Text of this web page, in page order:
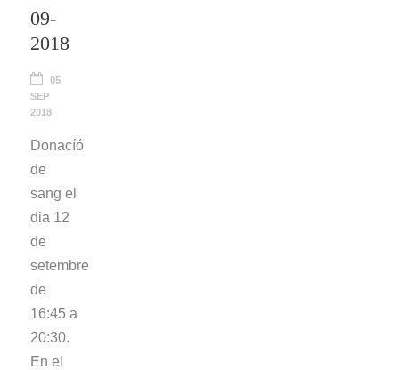
09-
2018
05
SEP
2018
Donacíó
de
sang el
dia 12
de
setembre
de
16:45 a
20:30.
En el